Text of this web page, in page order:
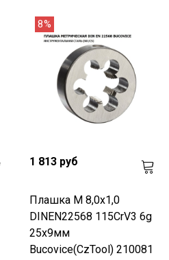
8%
1 813 руб
Плашка М 8,0х1,0
DINEN22568 115CrV3 6g
25х9мм
Bucovice(CzTool) 210081